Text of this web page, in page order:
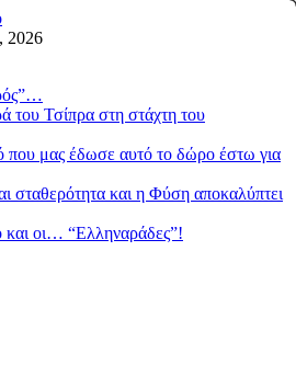
2026
του Τσίπρα στη στάχτη του
που μας έδωσε αυτό το δώρο έστω για
σταθερότητα και η Φύση αποκαλύπτει
και οι… “Ελληναράδες”!